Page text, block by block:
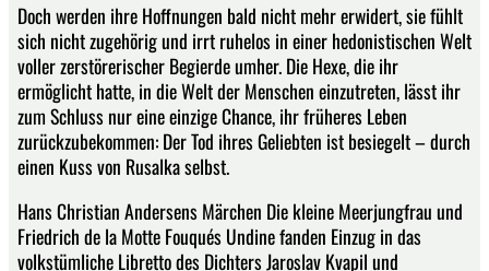
Doch werden ihre Hoffnungen bald nicht mehr erwidert, sie fühlt
sich nicht zugehörig und irrt ruhelos in einer hedonistischen Welt
voller zerstörerischer Begierde umher. Die Hexe, die ihr
ermöglicht hatte, in die Welt der Menschen einzutreten, lässt ihr
zum Schluss nur eine einzige Chance, ihr früheres Leben
zurückzubekommen: Der Tod ihres Geliebten ist besiegelt – durch
einen Kuss von Rusalka selbst.
Hans Christian Andersens Märchen Die kleine Meerjungfrau und
Friedrich de la Motte Fouqués Undine fanden Einzug in das
volkstümliche Libretto des Dichters Jaroslav Kvapil und